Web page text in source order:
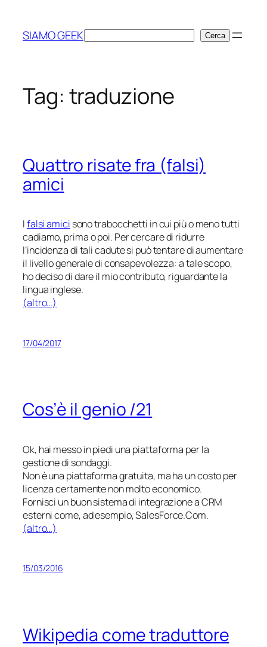
contenuto
SIAMO GEEKCerca Cerca
Tag: traduzione
Quattro risate fra (falsi)
amici
Ifalsi amici sono trabocchetti in cui più o meno tutti
cadiamo, prima o poi. Per cercare di ridurre
l’incidenza di tali cadute si può tentare di aumentare
il livello generale di consapevolezza: a tale scopo,
ho deciso di dare il mio contributo, riguardante la
lingua inglese.
(altro…)
17/04/2017
Cos’è il genio /21
Ok, hai messo in piedi una piattaforma per la
gestione di sondaggi.
Non è una piattaforma gratuita, ma ha un costo per
licenza certamente non molto economico.
Fornisci un buon sistema di integrazione a CRM
esterni come, ad esempio, SalesForce.Com.
(altro…)
15/03/2016
Wikipedia come traduttore